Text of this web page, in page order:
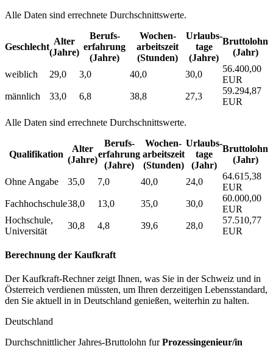
Alle Daten sind errechnete Durchschnittswerte.
Geschlecht
Alter
(Jahre)
Berufs­
erfahrung
(Jahre)
Wochen­
arbeitszeit
(Stunden)
Urlaubs­
tage
(Jahre)
Bruttolohn
(Jahr)
weiblich 29,0 3,0 40,0 30,0
56.400,00
EUR
männlich
33,0 6,8 38,8 27,3
59.294,87
EUR
Alle Daten sind errechnete Durchschnittswerte.
Qualifikation
Alter
(Jahre)
Berufs­
erfahrung
(Jahre)
Wochen­
arbeitszeit
(Stunden)
Urlaubs­
tage
(Jahr)
Bruttolohn
(Jahr)
Ohne Angabe 35,0 7,0 40,0 24,0
64.615,38
EUR
Fachhochschule38,0 13,0 35,0 30,0
60.000,00
EUR
Hochschule,
Universität
30,8 4,8 39,6 28,0
57.510,77
EUR
Berechnung der Kaufkraft
Der Kaufkraft-Rechner zeigt Ihnen, was Sie in der Schweiz und in
Österreich verdienen müssten, um Ihren derzeitigen Lebensstandard,
den Sie aktuell in in Deutschland genießen, weiterhin zu halten.
Deutschland
Durchschnittlicher Jahres-Bruttolohn furProzessingenieur/in